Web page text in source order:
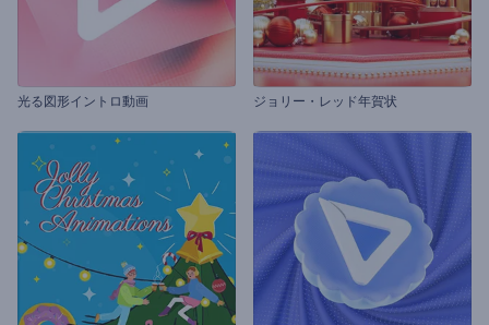
光る図形イントロ動画 ジョリー・レッド年賀状